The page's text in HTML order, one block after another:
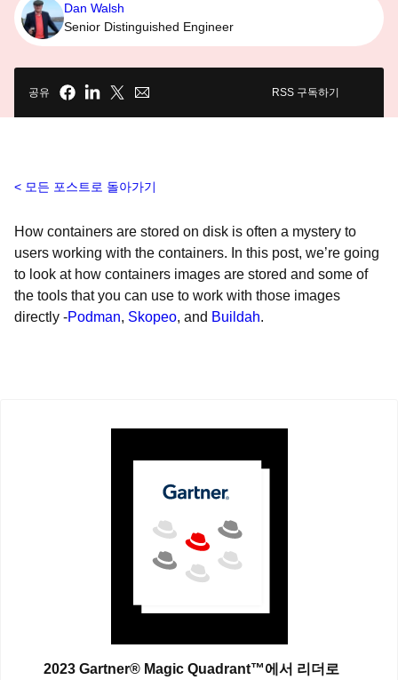
Dan Walsh
Senior Distinguished Engineer
공유 RSS 구독하기
모든 포스트로 돌아가기
How containers are stored on disk is often a mystery to
users working with the containers. In this post, we’re going
to look at how containers images are stored and some of
the tools that you can use to work with those images
directly -Podman, Skopeo, and Buildah.
2023 Gartner® Magic Quadrant™에서 리더로